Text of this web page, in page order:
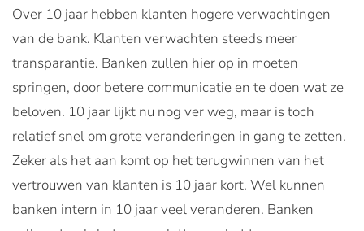
Over 10 jaar hebben klanten hogere verwachtingen
van de bank. Klanten verwachten steeds meer
transparantie. Banken zullen hier op in moeten
springen, door betere communicatie en te doen wat ze
beloven. 10 jaar lijkt nu nog ver weg, maar is toch
relatief snel om grote veranderingen in gang te zetten.
Zeker als het aan komt op het terugwinnen van het
vertrouwen van klanten is 10 jaar kort. Wel kunnen
banken intern in 10 jaar veel veranderen. Banken